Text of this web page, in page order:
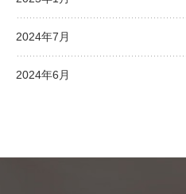
2024年7月
2024年6月